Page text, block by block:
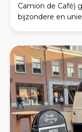
Camion de Café)
bijzondere en